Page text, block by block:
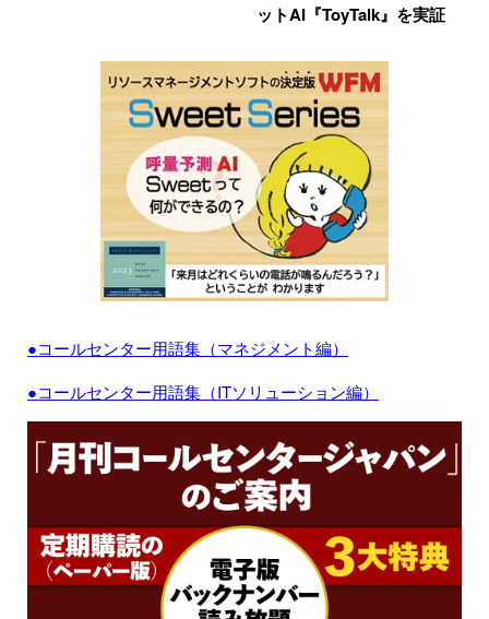
ットAI『ToyTalk』を実証
●コールセンター用語集（マネジメント編）
●コールセンター用語集（ITソリューション編）